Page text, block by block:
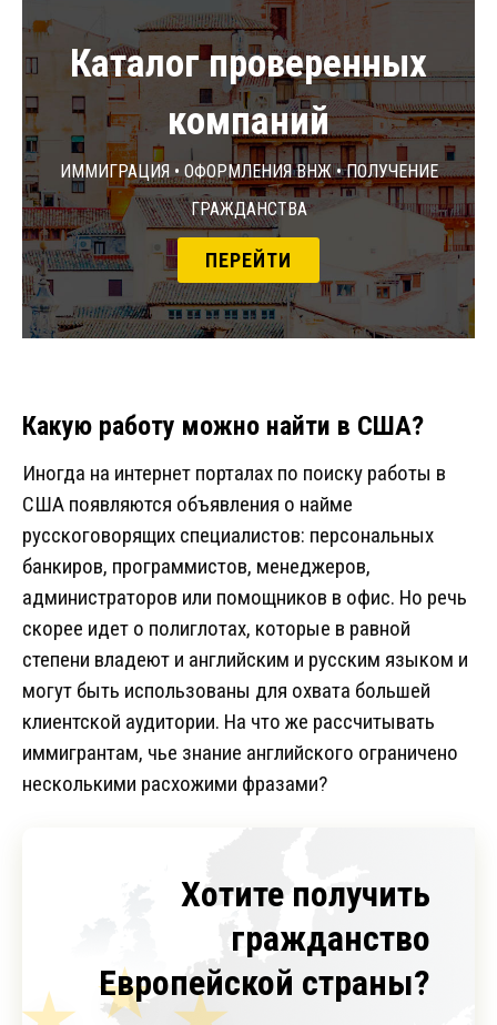
Каталог проверенных
компаний
Иммиграция • Оформления ВНЖ • Получение
гражданства
ПЕРЕЙТИ
Какую работу можно найти в США?
Иногда на интернет порталах по поиску работы в
США появляются объявления о найме
русскоговорящих специалистов: персональных
банкиров, программистов, менеджеров,
администраторов или помощников в офис. Но речь
скорее идет о полиглотах, которые в равной
степени владеют и английским и русским языком и
могут быть использованы для охвата большей
клиентской аудитории. На что же рассчитывать
иммигрантам, чье знание английского ограничено
несколькими расхожими фразами?
Хотите получить
гражданство
Европейской страны?